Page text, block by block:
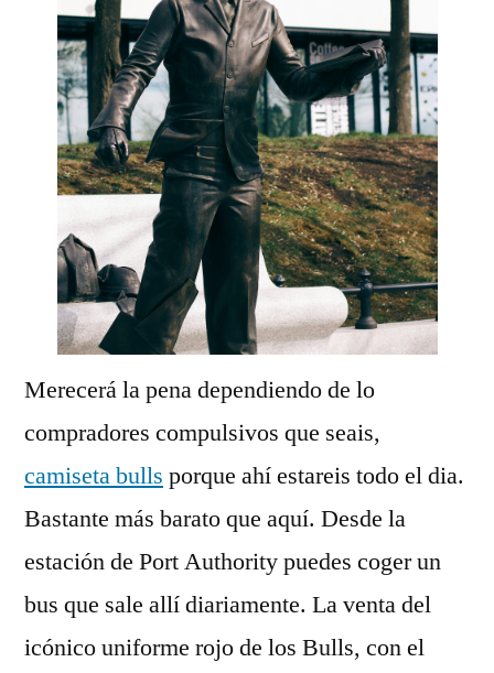
Merecerá la pena dependiendo de lo
compradores compulsivos que seais,
camiseta bulls porque ahí estareis todo el dia.
Bastante más barato que aquí. Desde la
estación de Port Authority puedes coger un
bus que sale allí diariamente. La venta del
icónico uniforme rojo de los Bulls, con el